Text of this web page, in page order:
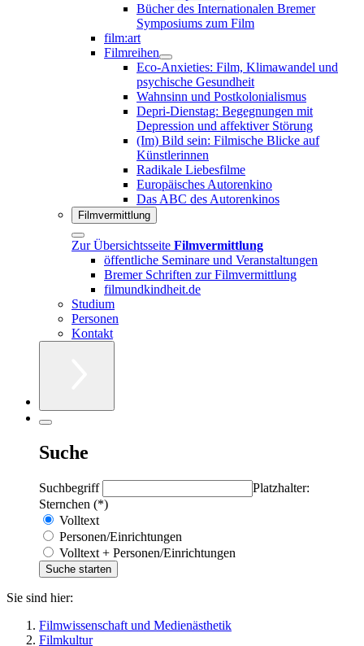
Bücher des Internationalen Bremer
Symposiums zum Film
film:art
Filmreihen
Eco-Anxieties: Film, Klimawandel und
psychische Gesundheit
Wahnsinn und Postkolonialismus
Depri-Dienstag: Begegnungen mit
Depression und affektiver Störung
(Im) Bild sein: Filmische Blicke auf
Künstlerinnen
Radikale Liebesfilme
Europäisches Autorenkino
Das ABC des Autorenkinos
Filmvermittlung
Zur Übersichtsseite Filmvermittlung
öffentliche Seminare und Veranstaltungen
Bremer Schriften zur Filmvermittlung
filmundkindheit.de
Studium
Personen
Kontakt
Suche
Suchbegriff
Platzhalter:
Sternchen (*)
Volltext
Personen/Einrichtungen
Volltext + Personen/Einrichtungen
Sie sind hier:
Filmwissenschaft und Medienästhetik
Filmkultur